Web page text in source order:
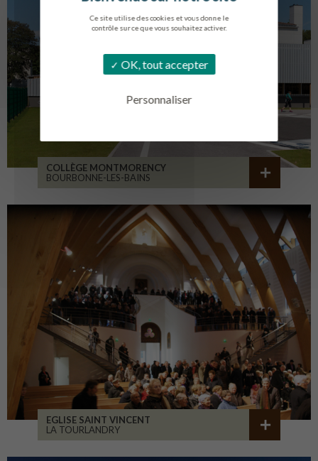
Ce site utilise des cookies et vous donne le
contrôle sur ce que vous souhaitez activer.
OK, tout accepter
Personnaliser
COLLÈGE MONTMORENCY
BOURBONNE-LES-BAINS
EGLISE SAINT VINCENT
LA TOURLANDRY